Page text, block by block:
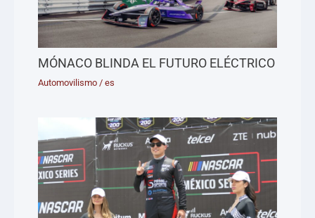
MÓNACO BLINDA EL FUTURO ELÉCTRICO
Automovilismo /es